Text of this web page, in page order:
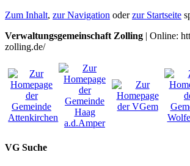
Zum Inhalt, zur Navigation oderzur Startseite
Verwaltungsgemeinschaft Zolling | Online:
zolling.de/
VG Suche